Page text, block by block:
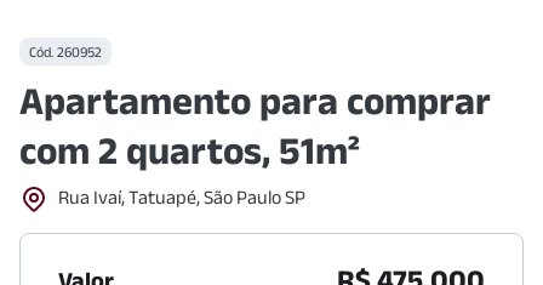
Cód. 260952
Apartamento para comprar
com 2 quartos, 51m²
Rua Ivaí, Tatuapé, São Paulo SP